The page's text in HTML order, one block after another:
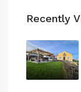
Recently